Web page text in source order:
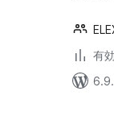
有